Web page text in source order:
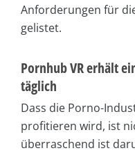
Anforderungen für
gelistet.
Pornhub VR erhält
täglich
Dass die Porno-
profitieren wird, ist
überraschend ist